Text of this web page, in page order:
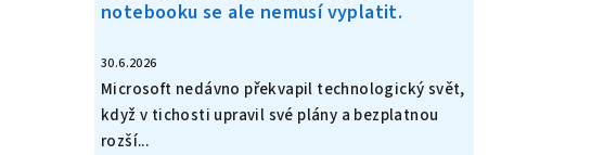
notebooku se ale nemusí vyplatit.
30.6.2026
Microsoft nedávno překvapil technologický svět,
když v tichosti upravil své plány a bezplatnou
rozší...